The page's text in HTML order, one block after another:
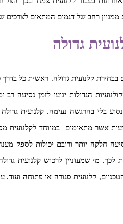
ממגוון רחב של דגמים המתאים לצרכים
גדולה
בבחירת קלנועית גדולה. ראשית כל
הגדולות יגיעו לזמן נסיעה
בלי בהרגשה נעימה. קלנועית
אשר מתאימים במיוחד לקלנועית
חלקה יותר ורובם יכולות לספק
מי שמעוניין לרכוש קלנועית
קלנועית סגורה או פתוחה ועוד.